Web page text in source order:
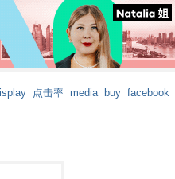
点击率 media buy facebook